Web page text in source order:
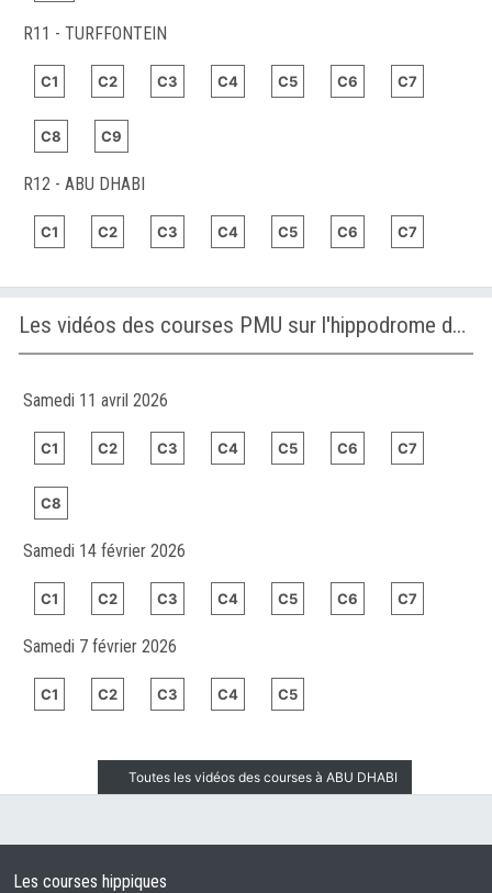
R11 - TURFFONTEIN
C1 C2 C3 C4 C5 C6 C7
C8 C9
R12 - ABU DHABI
C1 C2 C3 C4 C5 C6 C7
Les vidéos des courses PMU sur l'hippodrome de ABU DHABI
Samedi 11 avril 2026
C1 C2 C3 C4 C5 C6 C7
C8
Samedi 14 février 2026
C1 C2 C3 C4 C5 C6 C7
Samedi 7 février 2026
C1 C2 C3 C4 C5
Toutes les vidéos des courses à ABU DHABI
Les courses hippiques